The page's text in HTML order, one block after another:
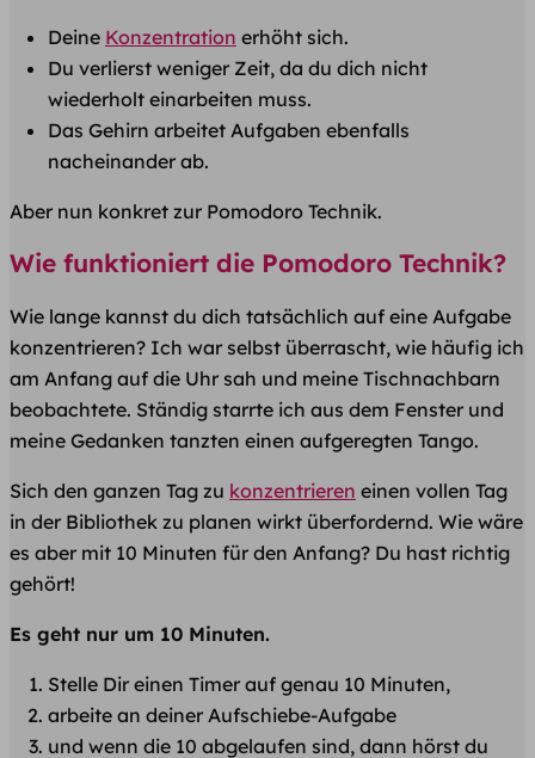
Deine Konzentration erhöht sich.
Du verlierst weniger Zeit, da du dich nicht
wiederholt einarbeiten muss.
Das Gehirn arbeitet Aufgaben ebenfalls
nacheinander ab.
Aber nun konkret zur Pomodoro Technik.
Wie funktioniert die Pomodoro Technik?
Wie lange kannst du dich tatsächlich auf eine Aufgabe
konzentrieren? Ich war selbst überrascht, wie häufig ich
am Anfang auf die Uhr sah und meine Tischnachbarn
beobachtete. Ständig starrte ich aus dem Fenster und
meine Gedanken tanzten einen aufgeregten Tango.
Sich den ganzen Tag zu konzentrieren einen vollen Tag
in der Bibliothek zu planen wirkt überfordernd. Wie wäre
es aber mit 10 Minuten für den Anfang? Du hast richtig
gehört!
Es geht nur um 10 Minuten.
Stelle Dir einen Timer auf genau 10 Minuten,
arbeite an deiner Aufschiebe-Aufgabe
und wenn die 10 abgelaufen sind, dann hörst du